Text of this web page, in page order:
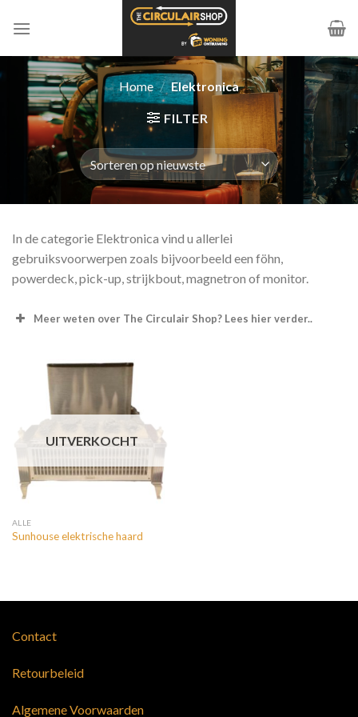
naar
Home / Elektronica
FILTER
In de categorie Elektronica vind u allerlei
gebruiksvoorwerpen zoals bijvoorbeeld een föhn,
powerdeck, pick-up, strijkbout, magnetron of monitor.
Meer weten over The Circulair Shop? Lees hier verder..
UITVERKOCHT
ALLE
Sunhouse elektrische haard
Contact
Retourbeleid
Algemene Voorwaarden